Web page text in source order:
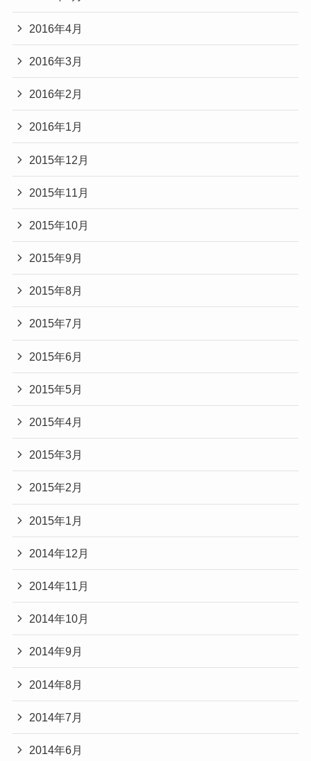
2016年4月
2016年3月
2016年2月
2016年1月
2015年12月
2015年11月
2015年10月
2015年9月
2015年8月
2015年7月
2015年6月
2015年5月
2015年4月
2015年3月
2015年2月
2015年1月
2014年12月
2014年11月
2014年10月
2014年9月
2014年8月
2014年7月
2014年6月